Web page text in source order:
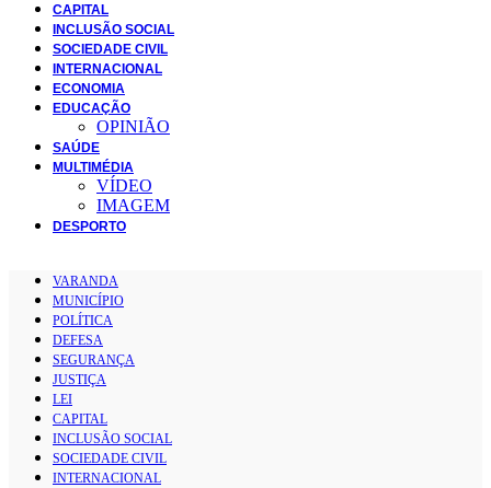
CAPITAL
INCLUSÃO SOCIAL
SOCIEDADE CIVIL
INTERNACIONAL
ECONOMIA
EDUCAÇÃO
OPINIÃO
SAÚDE
MULTIMÉDIA
VÍDEO
IMAGEM
DESPORTO
VARANDA
MUNICÍPIO
POLÍTICA
DEFESA
SEGURANÇA
JUSTIÇA
LEI
CAPITAL
INCLUSÃO SOCIAL
SOCIEDADE CIVIL
INTERNACIONAL